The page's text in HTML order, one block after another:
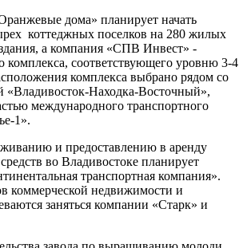
дома» планирует начать
коттеджных поселков на 280 жилых
а компания «СПВ Инвест» -
комплекса, соответствующего уровню 3-4
комплекса выбрано рядом со
«Владивосток-Находка-Восточный»,
международного транспортного
1».
и предоставлению в аренду
во Владивостоке планирует
транспортная компания».
коммерческой недвижимости и
заняться компании «Старк» и